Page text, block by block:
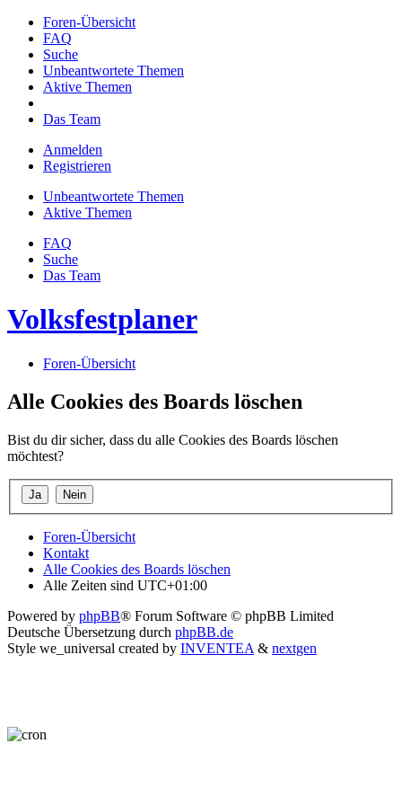
Foren-Übersicht
FAQ
Suche
Unbeantwortete Themen
Aktive Themen
Das Team
Anmelden
Registrieren
Unbeantwortete Themen
Aktive Themen
FAQ
Suche
Das Team
Volksfestplaner
Foren-Übersicht
Alle Cookies des Boards löschen
Bist du dir sicher, dass du alle Cookies des Boards löschen
möchtest?
Foren-Übersicht
Kontakt
Alle Cookies des Boards löschen
Alle Zeiten sind UTC+01:00
Powered by phpBB® Forum Software © phpBB Limited
Deutsche Übersetzung durch phpBB.de
Style we_universal created by INVENTEA & nextgen